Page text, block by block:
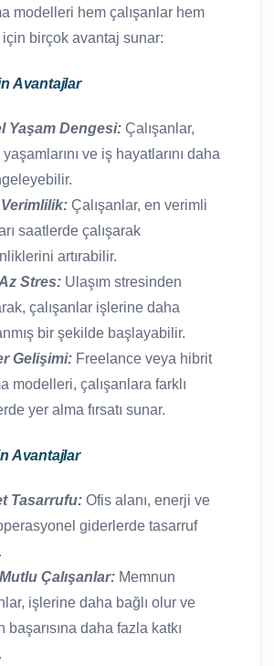
modelleri hem çalışanlar hem
birçok avantaj sunar:
Avantajlar
Yaşam Dengesi: Çalışanlar,
ve iş hayatlarını daha
Çalışanlar, en verimli
saatlerde çalışarak
artırabilir.
Stres: Ulaşım stresinden
çalışanlar işlerine daha
bir şekilde başlayabilir.
Gelişimi: Freelance veya hibrit
modelleri, çalışanlara farklı
yer alma fırsatı sunar.
Avantajlar
Tasarrufu: Ofis alanı, enerji ve
giderlerde tasarruf
Çalışanlar: Memnun
işlerine daha bağlı olur ve
başarısına daha fazla katkı